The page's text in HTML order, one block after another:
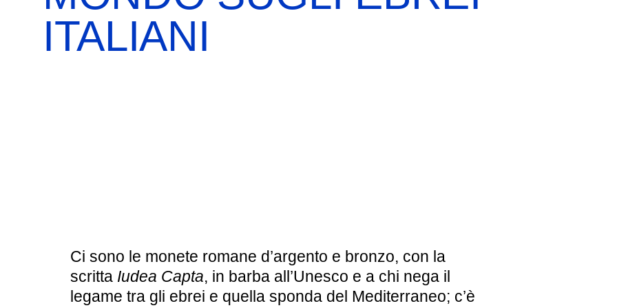
BOOKSHOP
AULA DIDATTICA
VISITE GUIDATE
PASSATI
RICERCA
IL CICLO DELLA VITA
#ITALIAEBRAICA
ITALIANI
Ci sono le monete romane d’argento e bronzo, con la
scritta Iudea Capta, in barba all’Unesco e a chi nega il
legame tra gli ebrei e quella sponda del Mediterraneo; c’è